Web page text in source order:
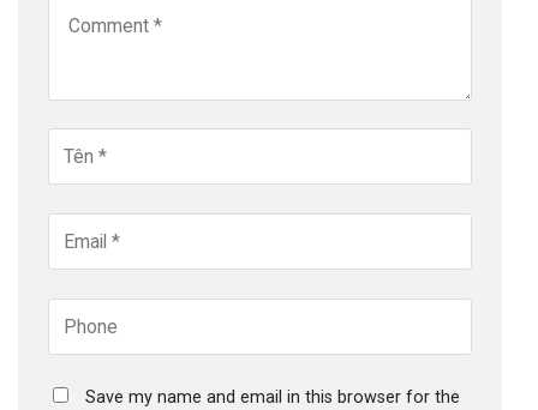
Save my name and email in this browser for the